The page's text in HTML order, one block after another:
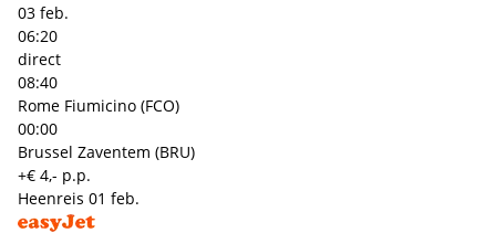
03 feb.
06:20
direct
08:40
Rome Fiumicino (FCO)
00:00
Brussel Zaventem (BRU)
+€ 4,- p.p.
Heenreis 01 feb.